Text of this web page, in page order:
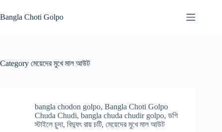
to
content
Bangla Choti Golpo
Category মেয়েদের মুখে মাল আউট
bangla chodon golpo, Bangla Choti Golpo
Chuda Chudi, bangla chuda chudir golpo, ডগি
স্টাইলে চুদা, বিদ্যুৎ রায় চটি, মেয়েদের মুখে মাল আউট